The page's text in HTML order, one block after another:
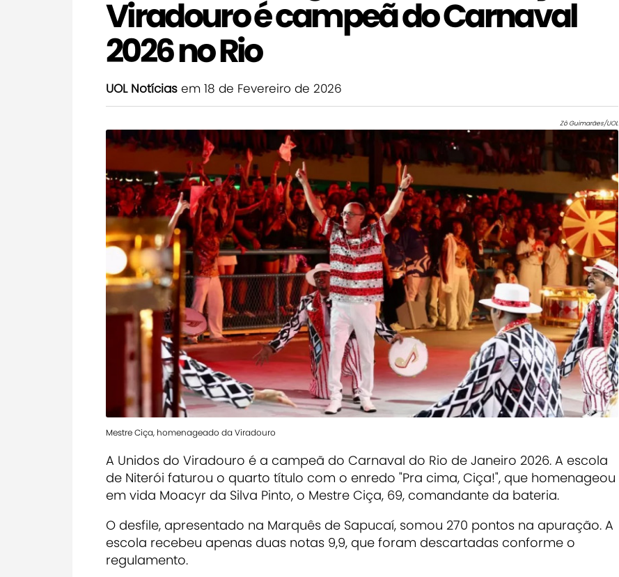
Viradouro é campeã do Carnaval
2026 no Rio
UOL Notícias em 18 de Fevereiro de 2026
Zô Guimarães/UOL
Mestre Ciça, homenageado da Viradouro
A Unidos do Viradouro é a campeã do Carnaval do Rio de Janeiro 2026. A escola
de Niterói faturou o quarto título com o enredo "Pra cima, Ciça!", que homenageou
em vida Moacyr da Silva Pinto, o Mestre Ciça, 69, comandante da bateria.
O desfile, apresentado na Marquês de Sapucaí, somou 270 pontos na apuração. A
escola recebeu apenas duas notas 9,9, que foram descartadas conforme o
regulamento.